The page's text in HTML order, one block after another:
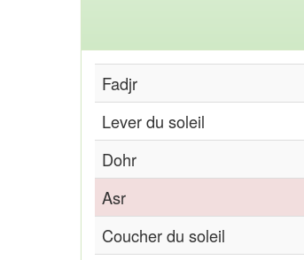
Fadjr
Lever du soleil
Dohr
Asr
Coucher du soleil